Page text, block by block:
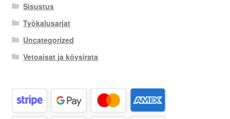
Sisustus
Työkalusarjat
Uncategorized
Vetoaisat ja köysirata